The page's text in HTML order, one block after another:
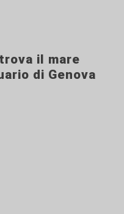
il mare
di Genova